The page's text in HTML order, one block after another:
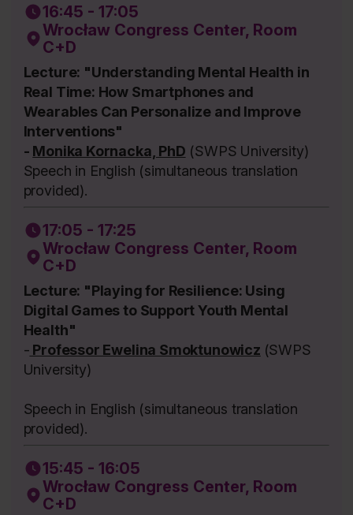
16:45 - 17:05
Wrocław Congress Center, Room
C+D
Lecture: "Understanding Mental Health in
Real Time: How Smartphones and
Wearables Can Personalize and Improve
Interventions"
- Monika Kornacka, PhD (SWPS University)
Speech in English (simultaneous translation
provided).
17:05 - 17:25
Wrocław Congress Center, Room
C+D
Lecture: "Playing for Resilience: Using
Digital Games to Support Youth Mental
Health"
- Professor Ewelina Smoktunowicz (SWPS
University)
Speech in English (simultaneous translation
provided).
15:45 - 16:05
Wrocław Congress Center, Room
C+D